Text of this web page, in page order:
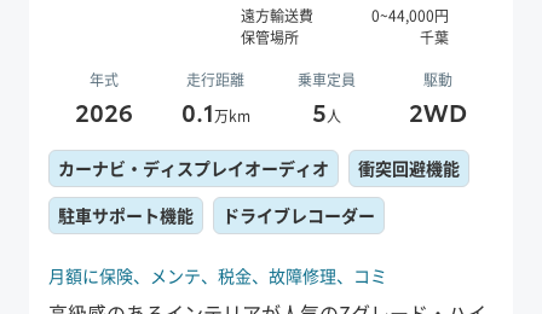
遠方輸送費
0~44,000円
保管場所
千葉
年式 走行距離 乗車定員 駆動
2026 0.1万km 5人 2WD
月額に保険、 メンテ、 税金、 故障修理、 コミ
カーナビ・ディスプレイオーディオ
衝突回避機能
駐車サポート機能
ドライブレコーダー